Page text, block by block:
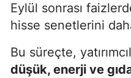
Eylül sonrası
hisse senetlerini
Bu süreçte,
düşük, enerji ve